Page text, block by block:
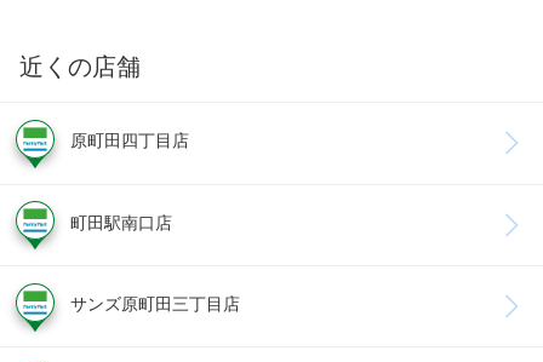
近くの店舗
原町田四丁目店
町田駅南口店
サンズ原町田三丁目店